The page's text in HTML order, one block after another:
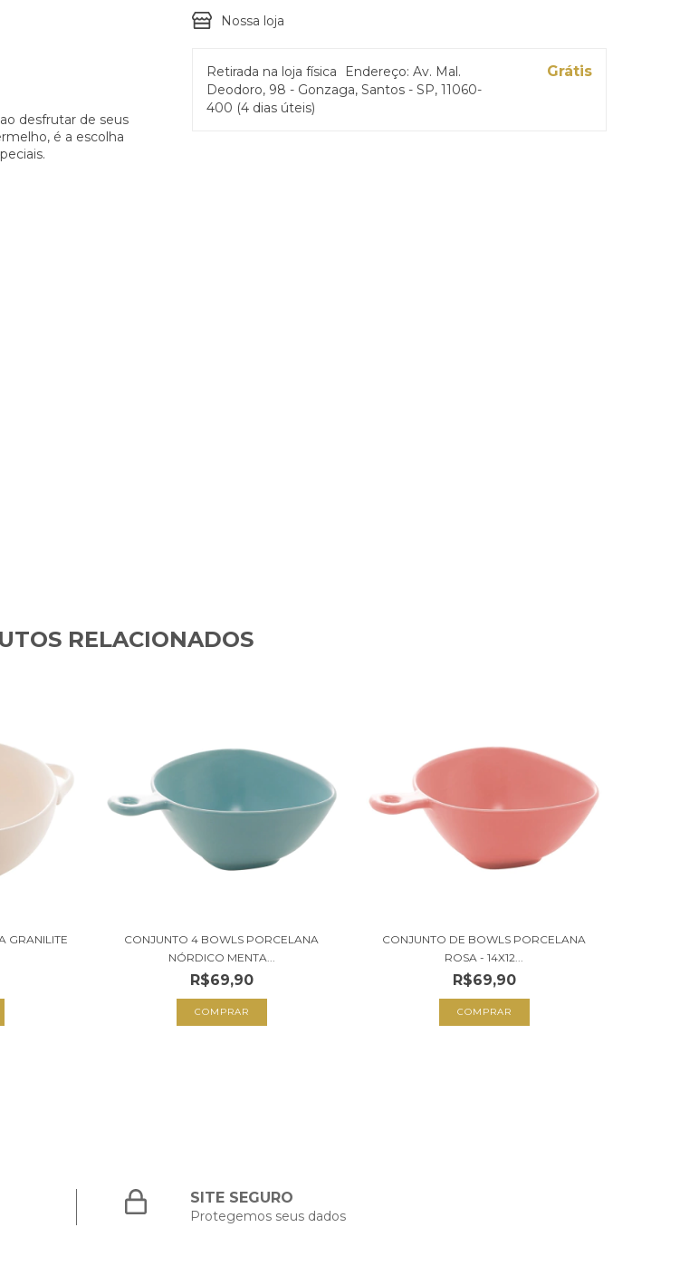
desfrutar de seus
é a escolha
Nossa loja
Retirada na loja física
Endereço: Av. Mal.
Deodoro, 98 - Gonzaga, Santos - SP, 11060-
400 (4 dias úteis)
Grátis
RELACIONADOS
GRANILITE
CONJUNTO 4 BOWLS PORCELANA
NÓRDICO MENTA...
R$69,90
CONJUNTO DE BOWLS PORCELANA
ROSA - 14X12...
R$69,90
SITE SEGURO
Protegemos seus dados